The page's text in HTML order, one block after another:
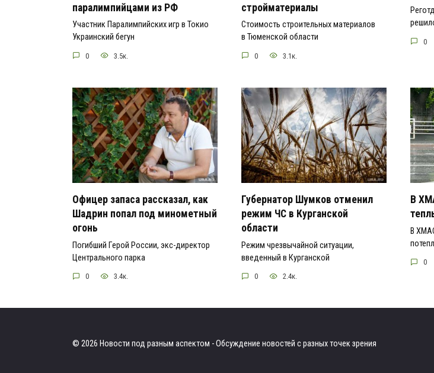
паралимпийцами из РФ
Участник Паралимпийских игр в Токио
Украинский бегун
0 3.5к.
стройматериалы
Стоимость строительных материалов
в Тюменской области
0 3.1к.
0
Офицер запаса рассказал, как
Шадрин попал под минометный
огонь
Погибший Герой России, экс-директор
Центрального парка
0 3.4к.
Губернатор Шумков отменил
режим ЧС в Курганской
области
Режим чрезвычайной ситуации,
введенный в Курганской
0 2.4к.
В
В
0
© 2026 Новости под разным аспектом - Обсуждение новостей с разных точек зрения